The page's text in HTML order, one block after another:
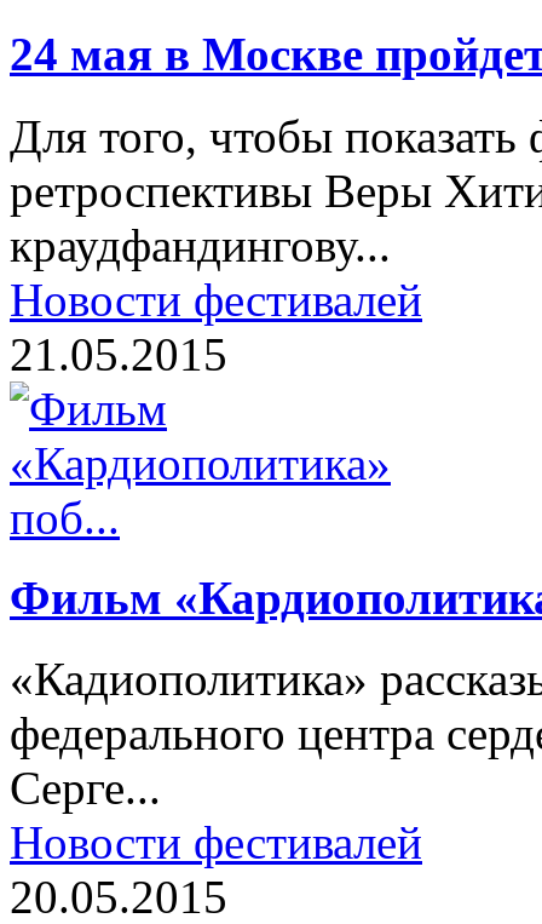
24 мая в Москве
Для того, чтобы
ретроспективы Веры
краудфандингову...
Новости фестивалей
21.05.2015
Фильм
«Кадиополитика»
федерального центра
Серге...
Новости фестивалей
20.05.2015